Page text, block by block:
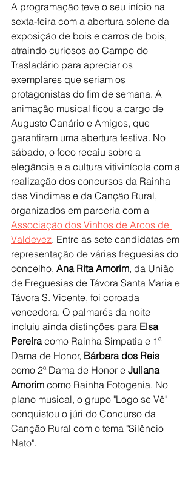
A programação teve o seu início na
sexta-feira com a abertura solene da
exposição de bois e carros de bois,
atraindo curiosos ao Campo do
Trasladário para apreciar os
exemplares que seriam os
protagonistas do fim de semana. A
animação musical ficou a cargo de
Augusto Canário e Amigos, que
garantiram uma abertura festiva. No
sábado, o foco recaiu sobre a
elegância e a cultura vitivinícola com a
realização dos concursos da Rainha
das Vindimas e da Canção Rural,
organizados em parceria com a
Associação dos Vinhos de Arcos de
Valdevez. Entre as sete candidatas em
representação de várias freguesias do
concelho, Ana Rita Amorim, da União
de Freguesias de Távora Santa Maria e
Távora S. Vicente, foi coroada
vencedora. O palmarés da noite
incluiu ainda distinções para Elsa
Pereira como Rainha Simpatia e 1ª
Dama de Honor, Bárbara dos Reis
como 2ª Dama de Honor e Juliana
Amorim como Rainha Fotogenia. No
plano musical, o grupo "Logo se Vê"
conquistou o júri do Concurso da
Canção Rural com o tema "Silêncio
Nato".